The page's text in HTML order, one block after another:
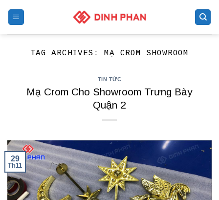
TAG ARCHIVES:MẠ CROM SHOWROOM
TIN TỨC
Mạ Crom Cho Showroom Trưng Bày
Quận 2
29
Th11